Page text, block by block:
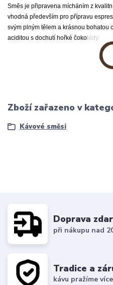
Směs je připravena mícháním z
vhodná především pro přípravu
svým plným tělem a krásnou
aciditou s dochutí hořké čokolády.
Zboží zařazeno v
Kávové směsi
Doprava
při nákupu nad
Tradice a
kávu pražíme